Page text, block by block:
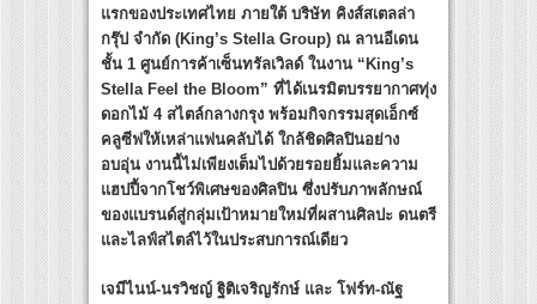
แรกของประเทศไทย ภายใต้ บริษัท คิงส์สเตลล่า
กรุ๊ป จำกัด (King’s Stella Group) ณ ลานอีเดน
ชั้น 1 ศูนย์การค้าเซ็นทรัลเวิลด์ ในงาน “King’s
Stella Feel the Bloom” ที่ได้เนรมิตบรรยากาศทุ่ง
ดอกไม้ 4 สไตล์กลางกรุง พร้อมกิจกรรมสุดเอ็กซ์
คลูซีฟให้เหล่าแฟนคลับได้ ใกล้ชิดศิลปินอย่าง
อบอุ่น งานนี้ไม่เพียงเต็มไปด้วยรอยยิ้มและความ
แฮปปี้จากโชว์พิเศษของศิลปิน ซึ่งปรับภาพลักษณ์
ของแบรนด์สู่กลุ่มเป้าหมายใหม่ที่ผสานศิลปะ ดนตรี
และไลฟ์สไตล์ไว้ในประสบการณ์เดียว
เจมีไนน์-นรวิชญ์ ฐิติเจริญรักษ์ และ โฟร์ท-ณัฐ